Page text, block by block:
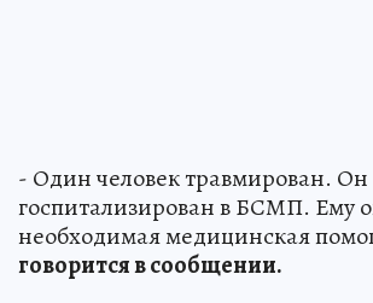
- Один человек травмирован. Он
госпитализирован в БСМП. Ему
необходимая медицинская
говорится в сообщении.